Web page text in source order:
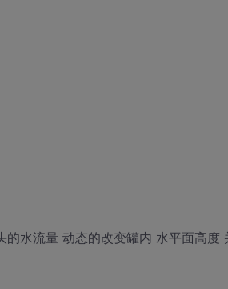
水流量 动态的改变罐内 水平面高度